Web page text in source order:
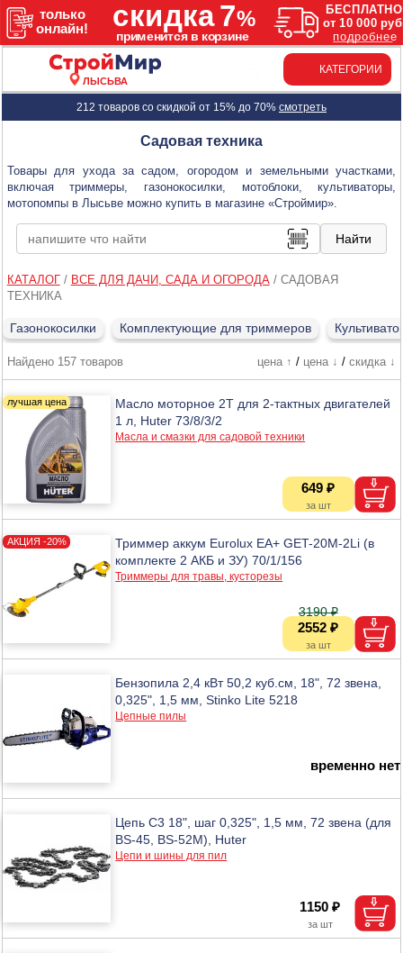
ЛЫСЬВА
КАТЕГОРИИ
212 товаров со скидкой от 15% до 70% смотреть
Садовая техника
Товары для ухода за садом, огородом и земельными участками,
включая триммеры, газонокосилки, мотоблоки, культиваторы,
мотопомпы в Лысьве можно купить в магазине «Строймир».
КАТАЛОГ/ ВСЕ ДЛЯ ДАЧИ, САДА И ОГОРОДА/ САДОВАЯ
ТЕХНИКА
Газонокосилки Комплектующие для триммеров
Найдено 157 товаров цена ↑ / цена ↓ / скидка ↓
Масло моторное 2Т для 2-тактных двигателей
1 л, Huter 73/8/3/2
Масла и смазки для садовой техники
649 ₽
Триммер аккум Eurolux EA+ GET-20M-2Li (в
комплекте 2 АКБ и ЗУ) 70/1/156
Триммеры для травы, кусторезы
2552 ₽
3190 ₽
Бензопила 2,4 кВт 50,2 куб.см, 18", 72 звена,
0,325", 1,5 мм, Stinko Lite 5218
Цепные пилы
временно нет
Цепь C3 18", шаг 0,325", 1,5 мм, 72 звена (для
BS-45, BS-52M), Huter
Цепи и шины для пил
1150 ₽